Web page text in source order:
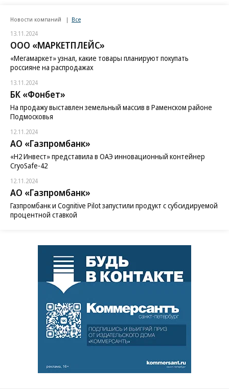
Новости компаний Все
13.11.2024
ООО «МАРКЕТПЛЕЙС»
«Мегамаркет» узнал, какие товары планируют покупать
россияне на распродажах
13.11.2024
БК «Фонбет»
На продажу выставлен земельный массив в Раменском районе
Подмосковья
12.11.2024
АО «Газпромбанк»
«H2 Инвест» представила в ОАЭ инновационный контейнер
CryoSafe-42
12.11.2024
АО «Газпромбанк»
Газпромбанк и Cognitive Pilot запустили продукт с субсидируемой
процентной ставкой